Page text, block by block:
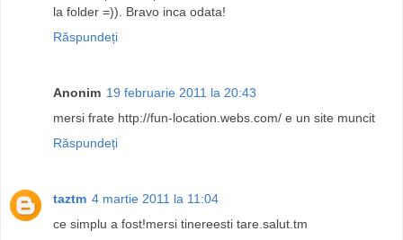
la folder =)). Bravo inca odata!
Răspundeți
Anonim 19 februarie 2011 la 20:43
mersi frate http://fun-location.webs.com/ e un site muncit
Răspundeți
taztm 4 martie 2011 la 11:04
ce simplu a fost!mersi tinereesti tare.salut.tm